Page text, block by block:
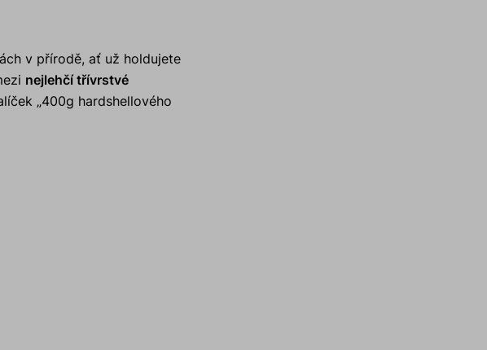
v přírodě, ať už holdujete
nejlehčí třívrstvé
„400g hardshellového